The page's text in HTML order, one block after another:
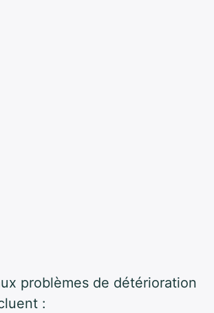
problèmes de détérioration
: